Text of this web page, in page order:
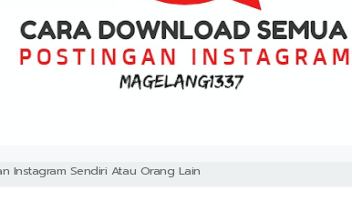
Instagram Sendiri Atau Orang Lain